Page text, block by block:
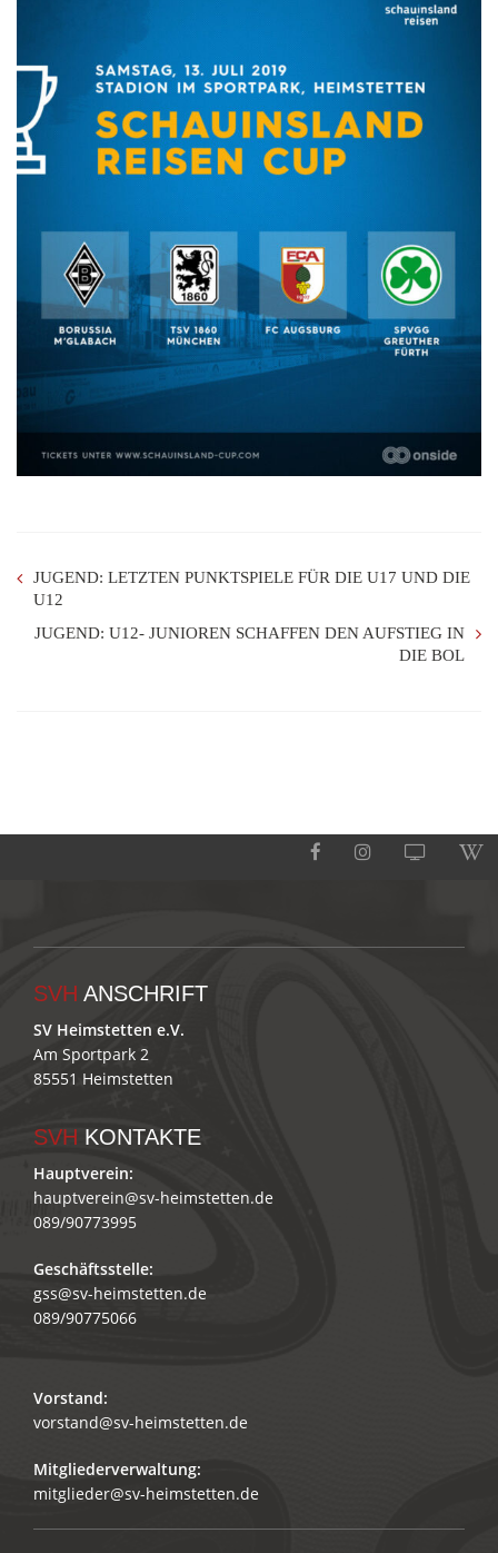
JUGEND: LETZTEN PUNKTSPIELE FÜR DIE U17 UND DIE
U12
JUGEND: U12- JUNIOREN SCHAFFEN DEN AUFSTIEG IN
DIE BOL
SVH ANSCHRIFT
SV Heimstetten e.V.
Am Sportpark 2
85551 Heimstetten
SVH KONTAKTE
Hauptverein:
hauptverein@sv-heimstetten.de
089/90773995
Geschäftsstelle:
gss@sv-heimstetten.de
089/90775066
Vorstand:
vorstand@sv-heimstetten.de
Mitgliederverwaltung:
mitglieder@sv-heimstetten.de